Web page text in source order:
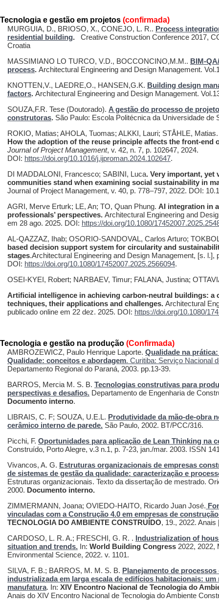
Tecnologia e gestão em projetos (confirmada)
MURGUIA, D., BRIOSO, X., CONEJO, L. R.. Process
residential building.
Creative Construction Conference 2017,
Croatia
MASSIMIANO LO TURCO, V.D., BOCCONCINO,M.M.. BIM-
process. Architectural Engineering and Design Management.
KNOTTEN,V., LAEDRE,O., HANSEN,G.K. Building design
factors. Architectural Engineering and Design Management.
SOUZA,F.R. Tese (Doutorado). A gestão do processo de
construtoras. São Paulo: Escola Politécnica da Universidade de
ROKIO, Matias; AHOLA, Tuomas; ALKKI, Lauri; STÅHLE,
How the adoption of the reuse principle affects the front-end
Journal of Project Management, v. 42, n. 7, p. 102647, 2024.
DOI: https://doi.org/10.1016/j.ijproman.2024.102647.
DI MADDALONI, Francesco; SABINI, Luca. Very important, yet
communities stand when examining social sustainability in
Journal of Project Management, v. 40, p. 778–797, 2022. DOI:
AGRI, Merve Erturk; LE, An; TO, Quan Phung. AI integration in
professionals’ perspectives. Architectural Engineering and
em 28 ago. 2025. DOI: https://doi.org/10.1080/
AL-QAZZAZ, Ihab; OSORIO-SANDOVAL, Carlos Arturo;
based decision support system for circularity and
stages.Architectural Engineering and Design Management, [s. l.],
DOI: https://doi.org/10.1080/17452007.2025.2566094.
OSEI-KYEI, Robert; NARBAEV, Timur; FALANA, Justina;
Artificial intelligence in achieving carbon-neutral buildings: a
techniques, their applications and challenges. Architectural
publicado online em 22 dez. 2025. DOI: https://doi.org/10.1080/
Tecnologia e gestão na produção (Confirmada)
AMBROZEWICZ, Paulo Henrique Laporte. Qualidade na
Qualidade: conceitos e abordagem. Curitiba: Serviço Nacional
Departamento Regional do Paraná, 2003. pp.13-39.
BARROS, Mercia M. S. B. Tecnologias construtivas para
perspectivas e desafios. Departamento de Engenharia de
Documento interno.
LIBRAIS, C. F; SOUZA, U.E.L. Produtividade da mão-de-obra
cerâmico interno de parede. São Paulo, 2002. BT/PCC/316.
Picchi, F. Oportunidades para aplicação de Lean Thinking na
Construído, Porto Alegre, v.3 n.1, p. 7-23, jan./mar. 2003. ISSN
Vivancos, A. G. Estruturas organizacionais de empresas
de sistemas de gestão da qualidade: caracterização e
Estruturas organizacionais. Texto da dissertação de mestrado.
2000. Documento interno.
ZIMMERMANN, Joana; OVIEDO-HAITO, Ricardo Juan José.
vinculadas com a Construção 4.0 em empresas de
TECNOLOGIA DO AMBIENTE CONSTRUÍDO, 19., 2022.
CARDOSO, L. R. A.; FRESCHI, G. R. . Industrialization of
situation and trends. In: World Building Congress 2022, 2022,
Environmental Science, 2022. v. 1101.
SILVA, F. B.; BARROS, M. M. S. B. Planejamento de
industrializada em larga escala de edifícios habitacionais:
manufatura. In: XIV Encontro Nacional de Tecnologia do
Anais do XIV Encontro Nacional de Tecnologia do Ambiente